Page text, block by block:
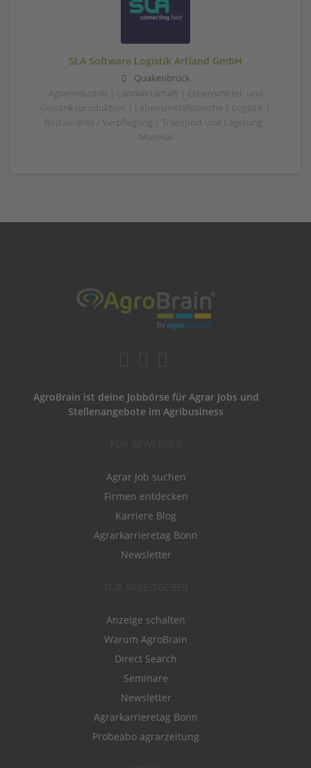
SLA Software Logistik Artland GmbH
Quakenbrück
Agrarindustrie | Landwirtschaft | Lebensmittel- und
Getränkeproduktion | Lebensmittelbranche | Logistik |
Restaurants / Verpflegung | Transport und Lagerung -
Material
AgroBrain ist deine Jobbörse für Agrar Jobs und
Stellenangebote im Agribusiness
Agrar Job suchen
Firmen entdecken
Karriere Blog
Agrarkarrieretag Bonn
Newsletter
Anzeige schalten
Warum AgroBrain
Direct Search
Seminare
Newsletter
Agrarkarrieretag Bonn
Probeabo agrarzeitung